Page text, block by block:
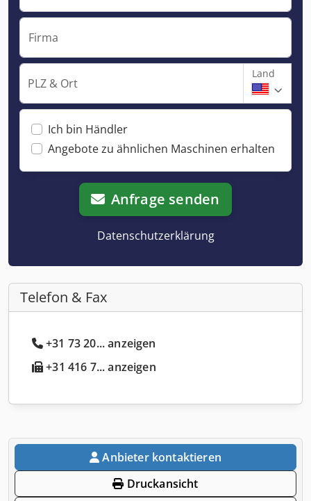
Firma
PLZ & Ort
Land
Ich bin Händler
Angebote zu ähnlichen Maschinen erhalten
Anfrage senden
Datenschutzerklärung
Telefon & Fax
+31 73 20... anzeigen
+31 416 7... anzeigen
Anbieter kontaktieren
Druckansicht